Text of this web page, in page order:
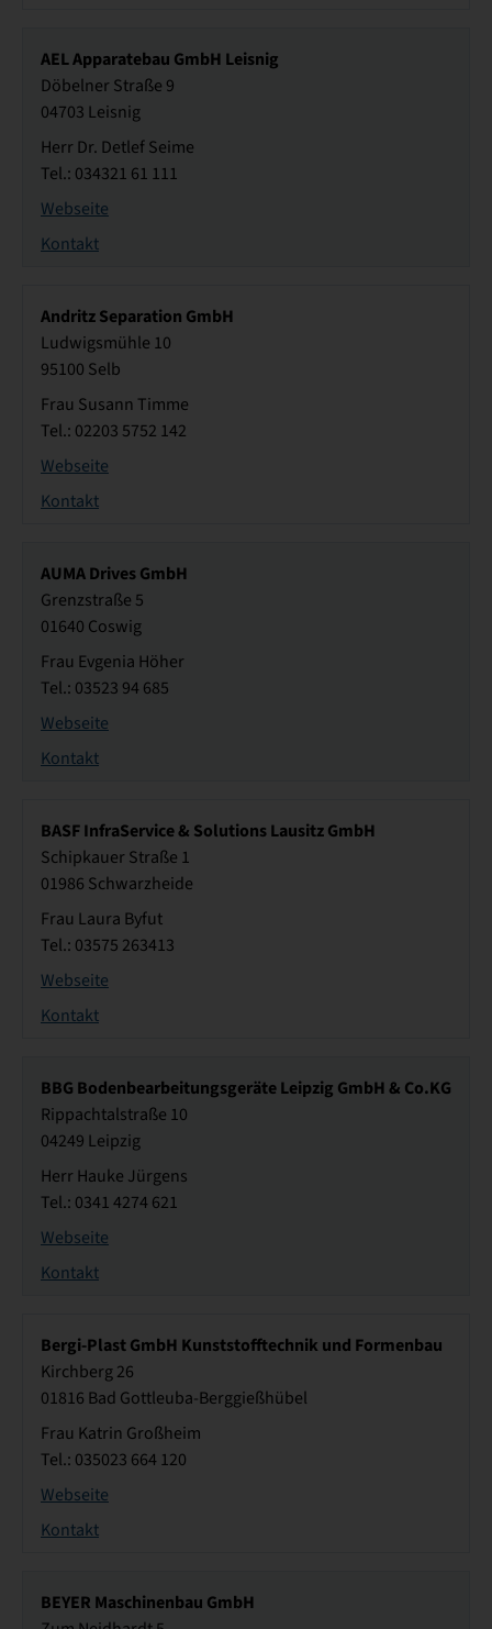
AEL Apparatebau GmbH Leisnig
Döbelner Straße 9
04703 Leisnig
Herr Dr. Detlef Seime
Tel.: 034321 61 111
Webseite
Kontakt
Andritz Separation GmbH
Ludwigsmühle 10
95100 Selb
Frau Susann Timme
Tel.: 02203 5752 142
Webseite
Kontakt
AUMA Drives GmbH
Grenzstraße 5
01640 Coswig
Frau Evgenia Höher
Tel.: 03523 94 685
Webseite
Kontakt
BASF InfraService & Solutions Lausitz GmbH
Schipkauer Straße 1
01986 Schwarzheide
Frau Laura Byfut
Tel.: 03575 263413
Webseite
Kontakt
BBG Bodenbearbeitungsgeräte Leipzig GmbH & Co.KG
Rippachtalstraße 10
04249 Leipzig
Herr Hauke Jürgens
Tel.: 0341 4274 621
Webseite
Kontakt
Bergi-Plast GmbH Kunststofftechnik und Formenbau
Kirchberg 26
01816 Bad Gottleuba-Berggießhübel
Frau Katrin Großheim
Tel.: 035023 664 120
Webseite
Kontakt
BEYER Maschinenbau GmbH